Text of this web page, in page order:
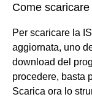
Come
Per scaricare la
aggiornata, uno
download del
procedere, basta
Scarica ora lo